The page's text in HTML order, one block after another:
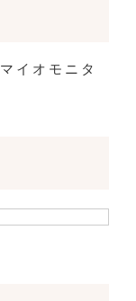
イオモニタ